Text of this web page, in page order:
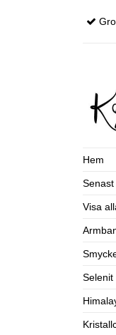
Hem
Visa
Selenit